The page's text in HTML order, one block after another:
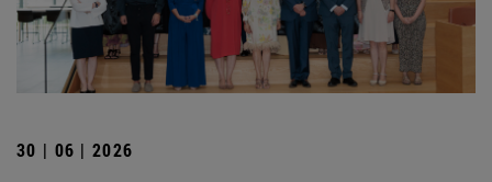
30 | 06 | 2026